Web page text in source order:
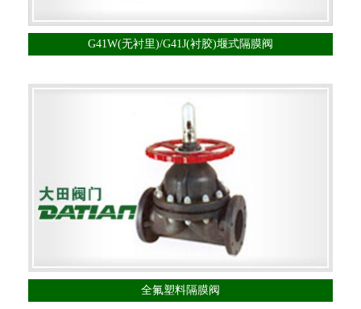
G41W(无衬里)/G41J(衬胶)堰式隔膜阀
全氟塑料隔膜阀